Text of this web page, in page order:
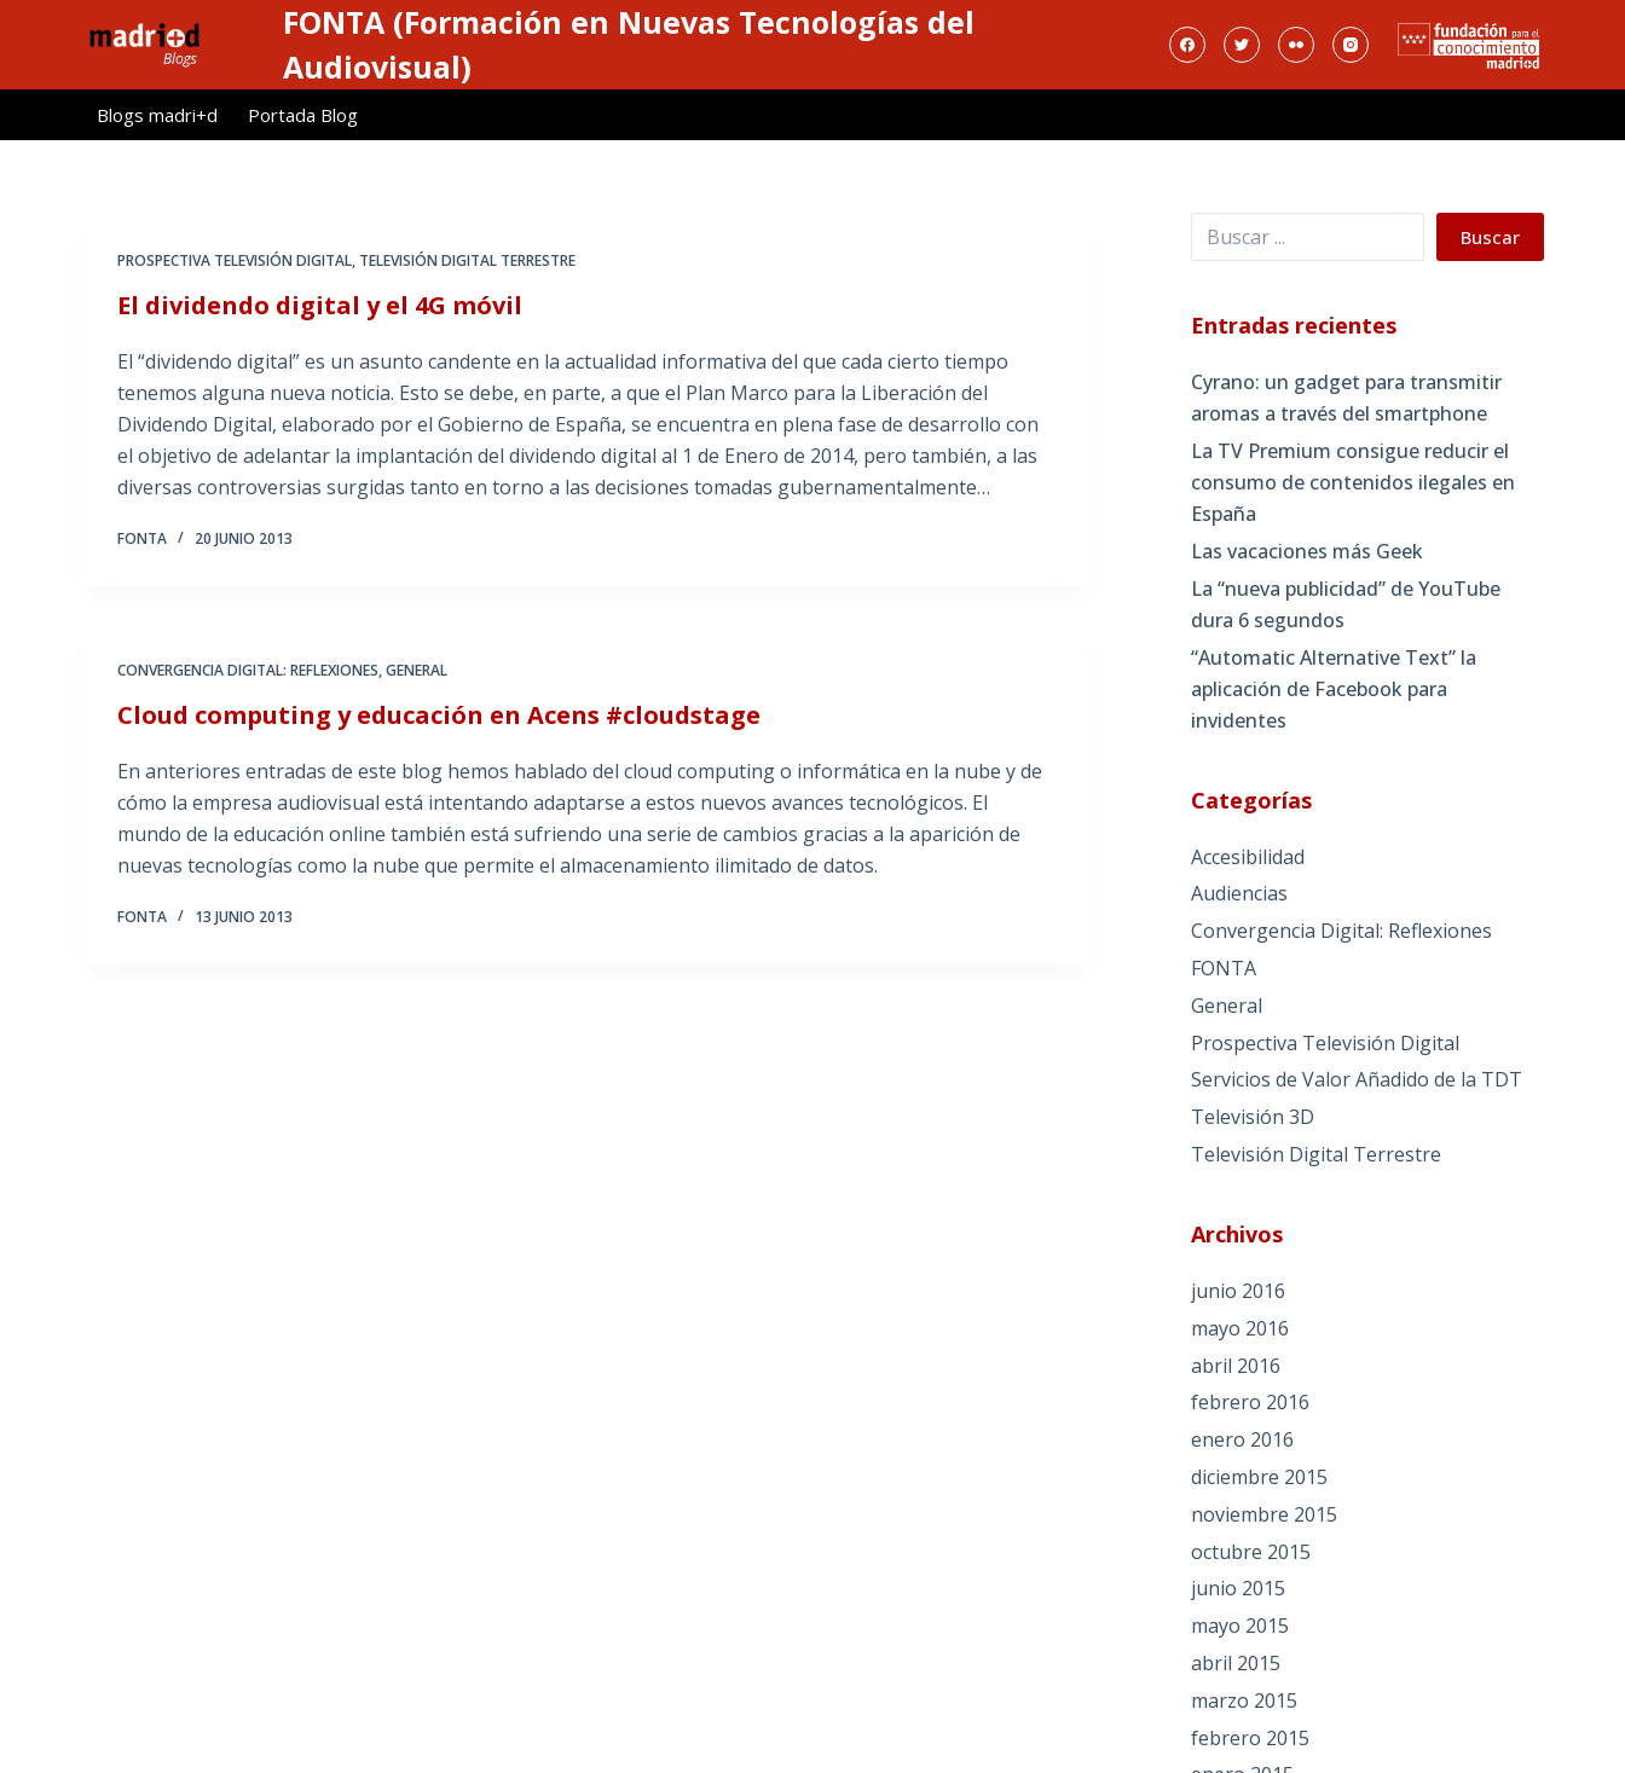
l
FONTA (Formación en Nuevas Tecnologías del
Audiovisual)
Blogs madri+d Portada Blog
PROSPECTIVA TELEVISIÓN DIGITAL, TELEVISIÓN DIGITAL TERRESTRE
El dividendo digital y el 4G móvil
El “dividendo digital” es un asunto candente en la actualidad informativa del que cada cierto tiempo
tenemos alguna nueva noticia. Esto se debe, en parte, a que el Plan Marco para la Liberación del
Dividendo Digital, elaborado por el Gobierno de España, se encuentra en plena fase de desarrollo con
el objetivo de adelantar la implantación del dividendo digital al 1 de Enero de 2014, pero también, a las
diversas controversias surgidas tanto en torno a las decisiones tomadas gubernamentalmente…
FONTA 20 JUNIO 2013
CONVERGENCIA DIGITAL: REFLEXIONES,GENERAL
Cloud computing y educación en Acens #cloudstage
En anteriores entradas de este blog hemos hablado del cloud computing o informática en la nube y de
cómo la empresa audiovisual está intentando adaptarse a estos nuevos avances tecnológicos. El
mundo de la educación online también está sufriendo una serie de cambios gracias a la aparición de
nuevas tecnologías como la nube que permite el almacenamiento ilimitado de datos.
FONTA 13 JUNIO 2013
Buscar Buscar
Entradas recientes
Cyrano: un gadget para transmitir
aromas a través del smartphone
La TV Premium consigue reducir el
consumo de contenidos ilegales en
España
Las vacaciones más Geek
La “nueva publicidad” de YouTube
dura 6 segundos
“Automatic Alternative Text” la
aplicación de Facebook para
invidentes
Categorías
Accesibilidad
Audiencias
Convergencia Digital: Reflexiones
FONTA
General
Prospectiva Televisión Digital
Servicios de Valor Añadido de la TDT
Televisión 3D
Televisión Digital Terrestre
Archivos
junio 2016
mayo 2016
abril 2016
febrero 2016
enero 2016
diciembre 2015
noviembre 2015
octubre 2015
junio 2015
mayo 2015
abril 2015
marzo 2015
febrero 2015